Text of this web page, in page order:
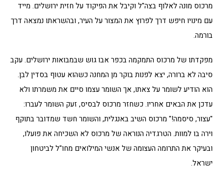
מרכוס מונה לאלוף בצה"ל וקיבל את הפיקוד על חזית ירושלים. מייד
עם מינויו חיפש דרך לפרוץ את המצור על העיר, ובהשראתו נמצאה דרך
בורמה.
מפקדתו של מרכוס התמקמה בכפר אבו גוש שבמבואות ירושלים. עקב
סיבה לא ברורה, יצא לפנות בוקר מן המחנה כשהוא עטוף בסדין לבן.
הוא הודיע לשומר על צאתו, אך השומר עצמו סיים את משמרתו ולא
עדכן את הבאים אחריו. כשחזר מרכוס לבסיס, זעק השומר לעברו:
"עצור, סיסמה!" מרכוס השיב באנגלית, והשומר חשד שמדובר בתוקף
וירה בו למוות. הטרגדיה הנוראה של מרכוס לא השכיחה את פועלו,
ובעיקר את התרומה העצומה של אנשי המילואים מחו"ל לביטחון
ישראל.